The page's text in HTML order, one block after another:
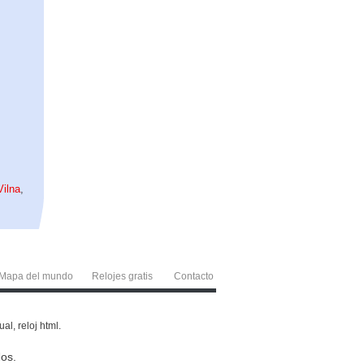
,
Mapa del mundo Relojes gratis Contacto
reloj html.